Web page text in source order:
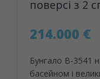
поверсі з 2
214.000 €
Бунгало B-3541
басейном і